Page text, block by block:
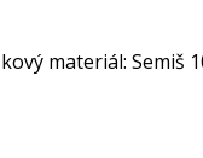
materiál: Semiš